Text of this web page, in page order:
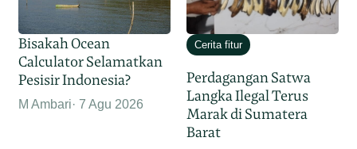
Bisakah Ocean
Calculator Selamatkan
Pesisir Indonesia?
M Ambari 7 Agu 2026
Cerita fitur
Perdagangan Satwa
Langka Ilegal Terus
Marak di Sumatera
Barat